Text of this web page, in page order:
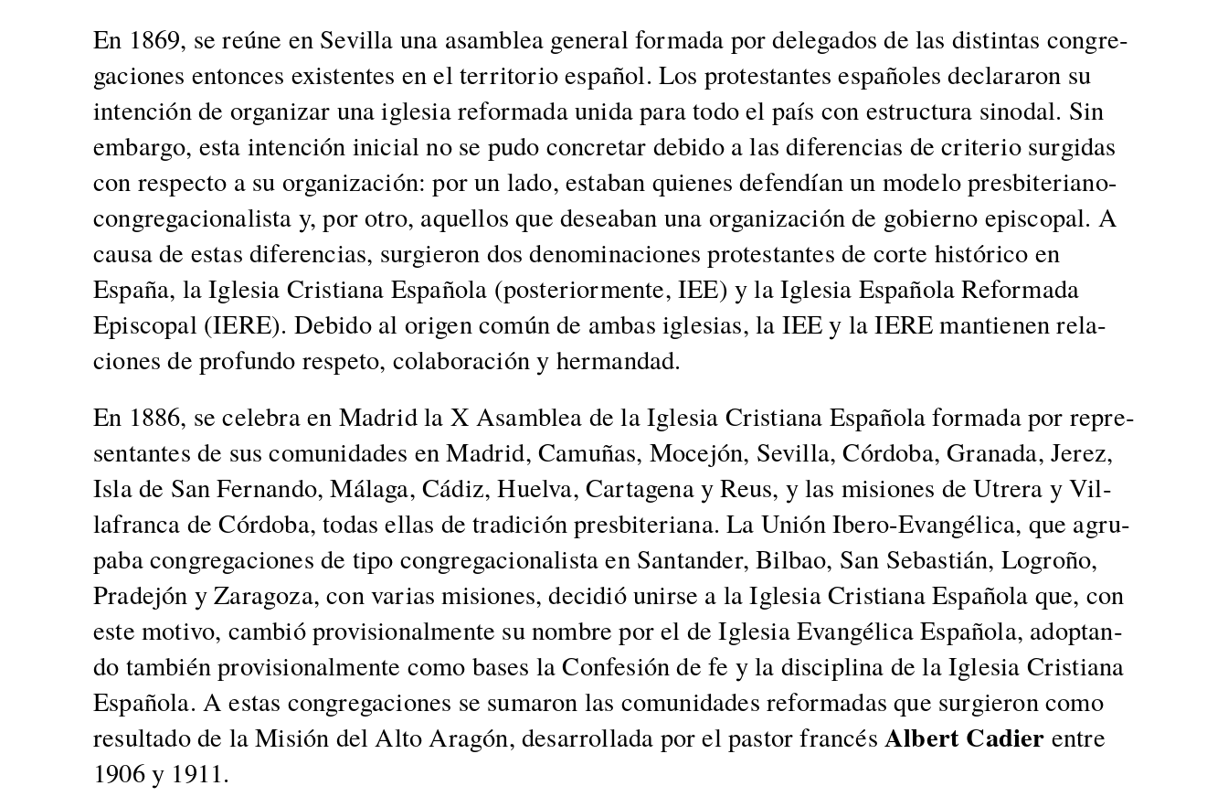
En 1869, se reúne en Sevil­la una asam­blea gen­er­al for­ma­da por del­e­ga­dos de las dis­tin­tas con­gre­
ga­ciones entonces exis­tentes en el ter­ri­to­rio español. Los protes­tantes españoles declararon su
inten­ción de orga­ni­zar una igle­sia refor­ma­da uni­da para todo el país con estruc­tura sin­odal. Sin
embar­go, esta inten­ción ini­cial no se pudo conc­re­tar debido a las difer­en­cias de cri­te­rio surgi­das
con respec­to a su orga­ni­zación: por un lado, esta­ban quienes defendían un mod­e­lo pres­bi­te­ri­ano-
con­gre­ga­cional­ista y, por otro, aque­l­los que desea­ban una orga­ni­zación de gob­ier­no epis­co­pal. A
causa de estas difer­en­cias, surgieron dos denom­i­na­ciones protes­tantes de corte históri­co en
España, la Igle­sia Cris­tiana Españo­la (pos­te­ri­or­mente, IEE) y la Igle­sia Españo­la Refor­ma­da
Epis­co­pal (IERE). Debido al ori­gen común de ambas igle­sias, la IEE y la IERE mantienen rela­
ciones de pro­fun­do respeto, colab­o­ración y her­man­dad.
En 1886, se cel­e­bra en Madrid la X Asam­blea de la Igle­sia Cris­tiana Españo­la for­ma­da por rep­re­
sen­tantes de sus comu­nidades en Madrid, Camuñas, Moce­jón, Sevil­la, Cór­do­ba, Grana­da, Jerez,
Isla de San Fer­nan­do, Mála­ga, Cádiz, Huel­va, Carta­ge­na y Reus, y las misiones de Utr­era y Vil­
lafran­ca de Cór­do­ba, todas ellas de tradi­ción pres­bi­te­ri­ana. La Unión Ibero-Evangéli­ca, que agru­
pa­ba con­gre­ga­ciones de tipo con­gre­ga­cional­ista en San­tander, Bil­bao, San Sebastián, Logroño,
Prade­jón y Zaragoza, con varias misiones, decidió unirse a la Igle­sia Cris­tiana Españo­la que, con
este moti­vo, cam­bió pro­vi­sion­al­mente su nom­bre por el de Igle­sia Evangéli­ca Españo­la, adop­tan­
do tam­bién pro­vi­sion­al­mente como bases la Con­fe­sión de fe y la dis­ci­plina de la Igle­sia Cris­tiana
Españo­la. A estas con­gre­ga­ciones se sumaron las comu­nidades refor­madas que surgieron como
resul­ta­do de la Mis­ión del Alto Aragón, desar­rol­la­da por el pas­tor francésAlbert Cadier entre
1906 y 1911.